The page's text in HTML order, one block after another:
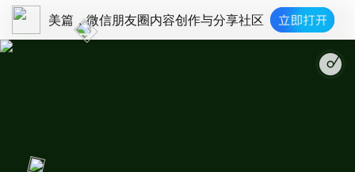
美篇，微信朋友圈内容创作与分享社区
父亲的草原母亲的